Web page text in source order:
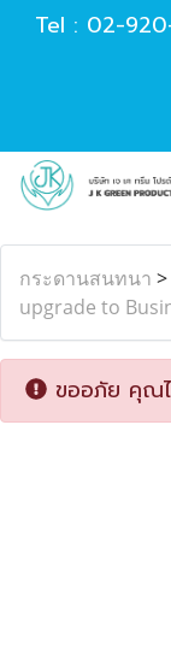
Tel : 02-
กระดานสนทนา >
upgrade to
ขออภัย คุณไ